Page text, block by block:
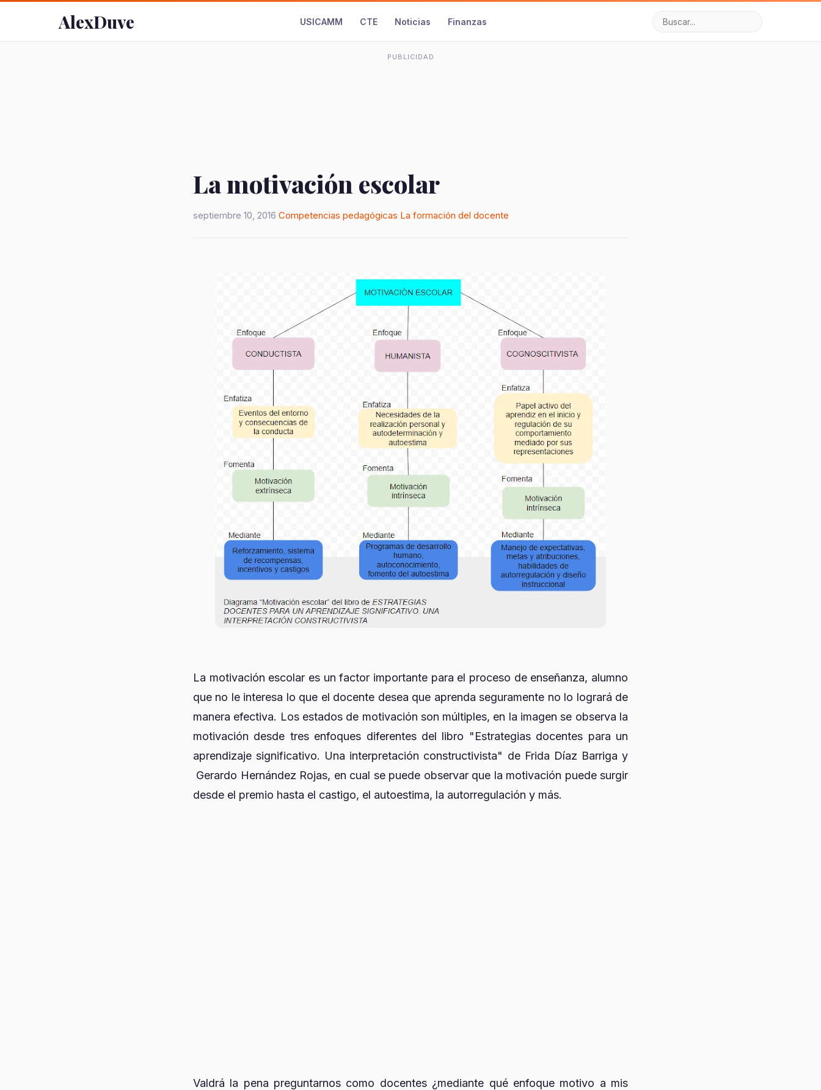
AlexDuve USICAMM CTE Noticias Finanzas
PUBLICIDAD
La motivación escolar
septiembre 10, 2016 Competencias pedagógicas La formación del docente
La motivación escolar es un factor importante para el proceso de enseñanza, alumno
que no le interesa lo que el docente desea que aprenda seguramente no lo logrará de
manera efectiva. Los estados de motivación son múltiples, en la imagen se observa la
motivación desde tres enfoques diferentes del libro "Estrategias docentes para un
aprendizaje significativo. Una interpretación constructivista" de Frida Díaz Barriga y
Gerardo Hernández Rojas, en cual se puede observar que la motivación puede surgir
desde el premio hasta el castigo, el autoestima, la autorregulación y más.
Valdrá la pena preguntarnos como docentes ¿mediante qué enfoque motivo a mis